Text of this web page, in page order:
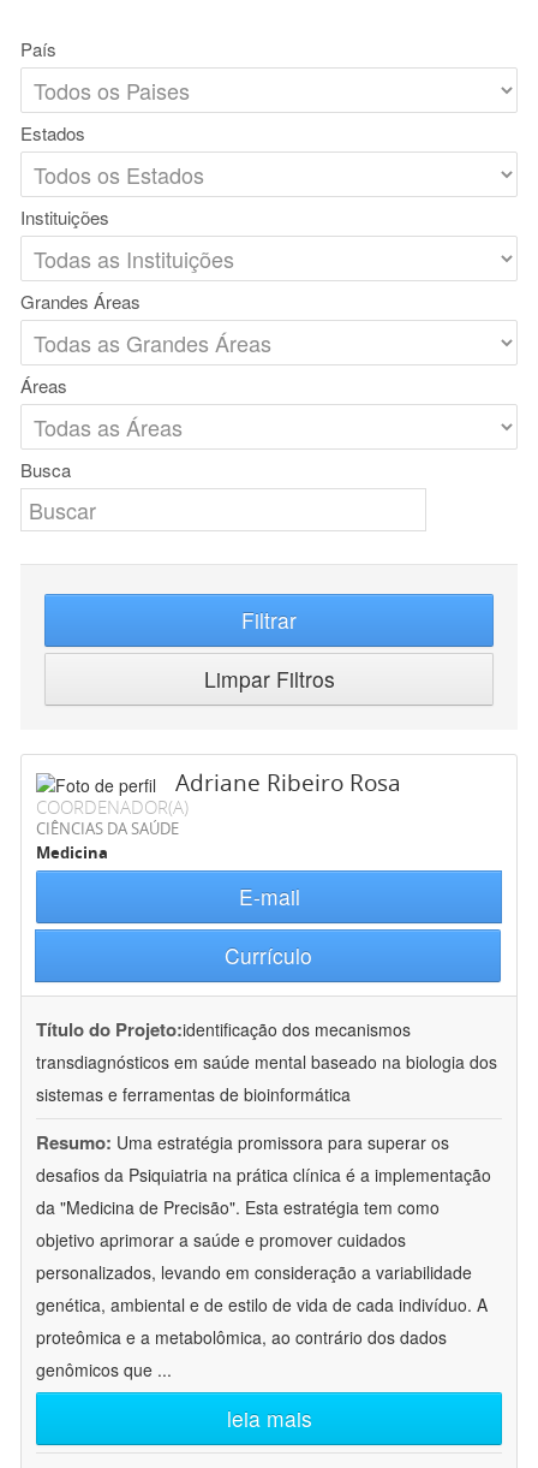
País
Estados
Instituições
Grandes Áreas
Áreas
Busca
Filtrar
Limpar Filtros
Adriane Ribeiro Rosa
COORDENADOR(A)
CIÊNCIAS DA SAÚDE
Medicina
E-mail
Currículo
Título do Projeto:identificação dos mecanismos
transdiagnósticos em saúde mental baseado na biologia dos
sistemas e ferramentas de bioinformática
Resumo: Uma estratégia promissora para superar os
desafios da Psiquiatria na prática clínica é a implementação
da "Medicina de Precisão". Esta estratégia tem como
objetivo aprimorar a saúde e promover cuidados
personalizados, levando em consideração a variabilidade
genética, ambiental e de estilo de vida de cada indivíduo. A
proteômica e a metabolômica, ao contrário dos dados
genômicos que ...
leia mais